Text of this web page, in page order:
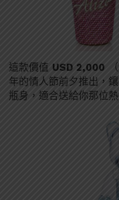
這款價值 USD 2,000
年的情人節前夕推出，
瓶身，適合送給你那位